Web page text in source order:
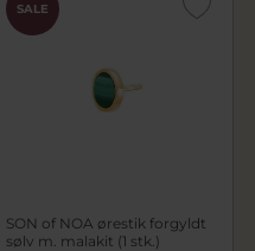
SALE
SON of NOA ørestik forgyldt
sølv m. malakit (1 stk.)